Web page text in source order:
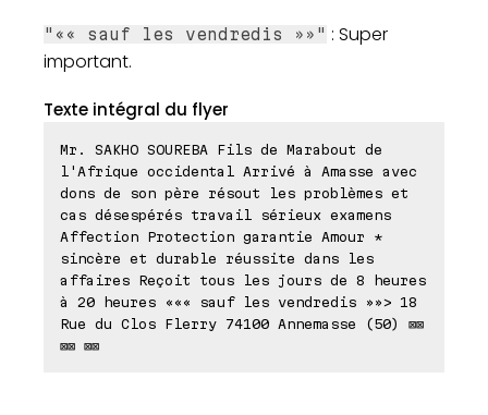
"«« sauf les vendredis »»" : Super
important.
Texte intégral du flyer
Mr. SAKHO SOUREBA Fils de Marabout de
l'Afrique occidental Arrivé à Amasse avec
dons de son père résout les problèmes et
cas désespérés travail sérieux examens
Affection Protection garantie Amour *
sincère et durable réussite dans les
affaires Reçoit tous les jours de 8 heures
à 20 heures ««« sauf les vendredis »»> 18
Rue du Clos Flerry 74100 Annemasse (50) ⊠⊠
⊠⊠ ⊠⊠